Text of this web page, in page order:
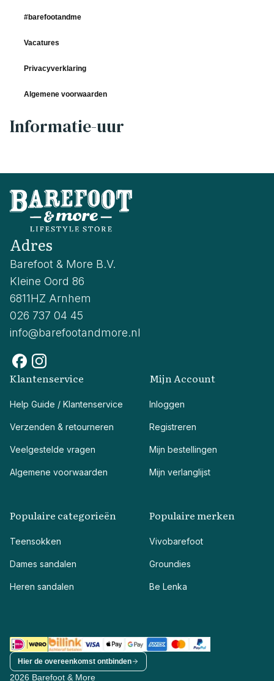
#barefootandme
Vacatures
Privacyverklaring
Algemene voorwaarden
Informatie-uur
Adres
Barefoot & More B.V.
Kleine Oord 86
6811HZ Arnhem
026 737 04 45
info@barefootandmore.nl
Klantenservice
Help Guide / Klantenservice
Verzenden & retourneren
Veelgestelde vragen
Algemene voorwaarden
Mijn Account
Inloggen
Registreren
Mijn bestellingen
Mijn verlanglijst
Populaire categorieën
Teensokken
Dames sandalen
Heren sandalen
Populaire merken
Vivobarefoot
Groundies
Be Lenka
2026 Barefoot & More
Hier de overeenkomst ontbinden